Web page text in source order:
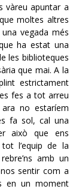
vàreu apuntar a
moltes altres
vegada més
ha estat una
les biblioteques
que mai. A la
estrictament
fes a tot arreu
no estaríem
fa sol, cal una
això que ens
l’equip de la
amb un
sentir com a
en un moment